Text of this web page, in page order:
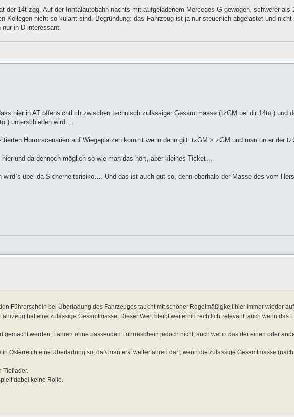
der 14t zgg. Auf der Inntalautobahn nachts mit aufgeladenem Mercedes G gewogen, schwerer als
Kollegen nicht so kulant sind. Begründung: das Fahrzeug ist ja nur steuerlich abgelastet und
nur in D interessant.
hier in AT offensichtlich zwischen technisch zulässiger Gesamtmasse (tzGM bei dir 14to.) und
unterschieden wird….
Horrorscenarien auf Wiegeplätzen kommt wenn denn gilt: tzGM > zGM und man unter der
und da dennoch möglich so wie man das hört, aber kleines Ticket….
übel da Sicherheitsrisiko…. Und das ist auch gut so, denn oberhalb der Masse des vom
Führerschein bei Überladung des Fahrzeuges taucht mit schöner Regelmäßigkeit hier immer wieder
hat eine zulässige Gesamtmasse. Dieser Wert bleibt weiterhin rechtlich relevant, auch wenn das
gemacht werden, Fahren ohne passenden Führreschein jedoch nicht, auch wenn das der einen oder
Österreich eine Überladung so, daß man erst weiterfahren darf, wenn die zulässige Gesamtmasse
Tieflader.
dabei keine Rolle.